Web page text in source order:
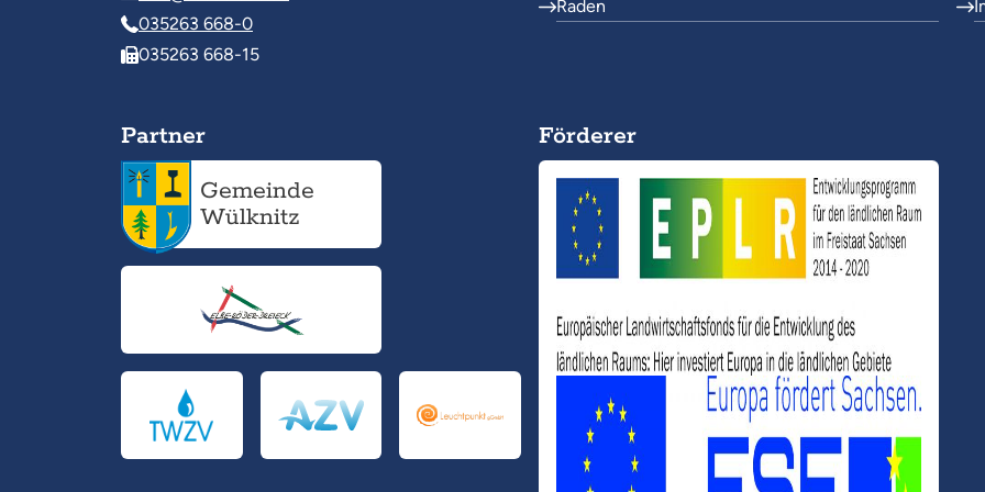
Raden
035263 668-0
035263 668-15
Partner
Gemeinde
Wülknitz
Förderer